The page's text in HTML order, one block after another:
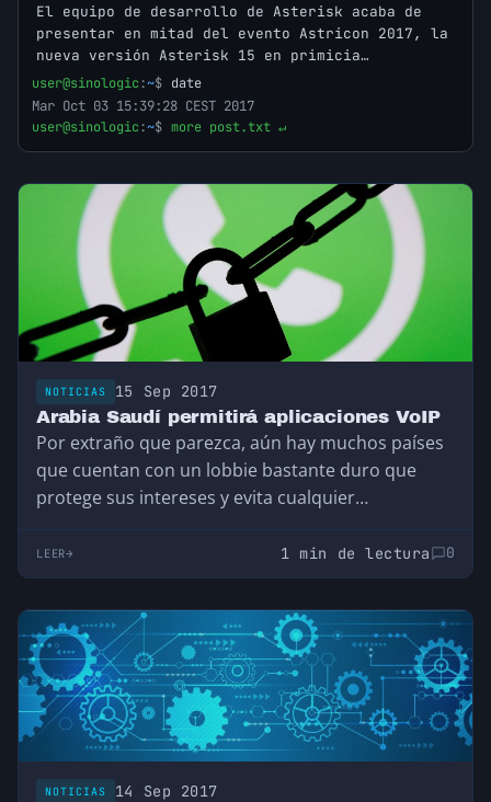
El equipo de desarrollo de Asterisk acaba de
presentar en mitad del evento Astricon 2017, la
nueva versión Asterisk 15 en primicia…
user@sinologic:~$ date
Mar Oct 03 15:39:28 CEST 2017
user@sinologic:~$ more post.txt ↵
NOTICIAS 15 Sep 2017
Arabia Saudí permitirá aplicaciones VoIP
Por extraño que parezca, aún hay muchos países
que cuentan con un lobbie bastante duro que
protege sus intereses y evita cualquier…
LEER 1 min de lectura 0
NOTICIAS 14 Sep 2017